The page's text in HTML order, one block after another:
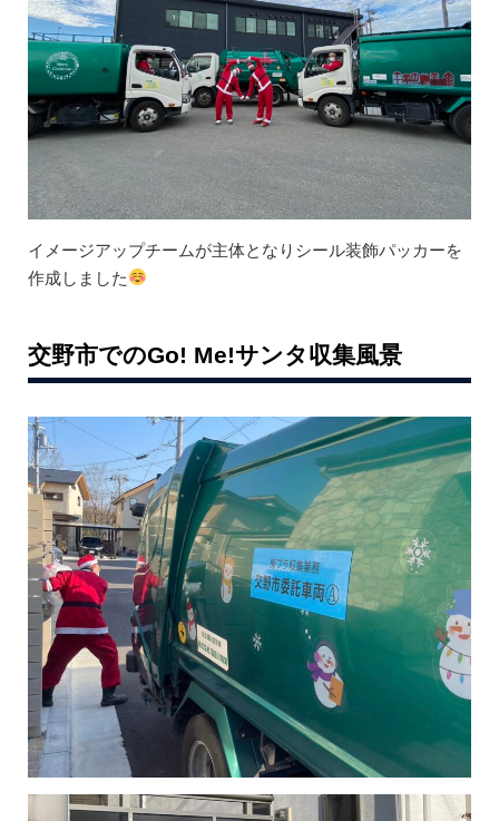
イメージアップチームが主体となりシール装飾パッカーを
作成しました
交野市でのGo! Me!サンタ収集風景